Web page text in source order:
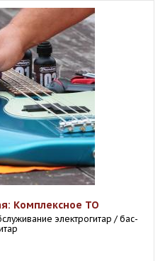
Комплексное ТО
электрогитар / бас-